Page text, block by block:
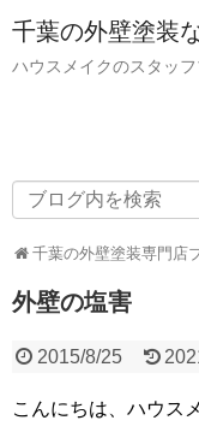
千葉の外壁塗装
ハウスメイクのスタッ
千葉の外壁塗装専門店
外壁の塩害
2015/8/25
こんにちは、ハウス